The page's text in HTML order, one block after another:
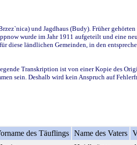
und Jagdhaus (Budy). Früher
wurde im Jahr 1911 aufgeteilt und eine
ländlichen Gemeinden, in den
Transkription ist von einer Kopie des
sein. Deshalb wird kein Anspruch auf
des Täuflings Name des Vaters